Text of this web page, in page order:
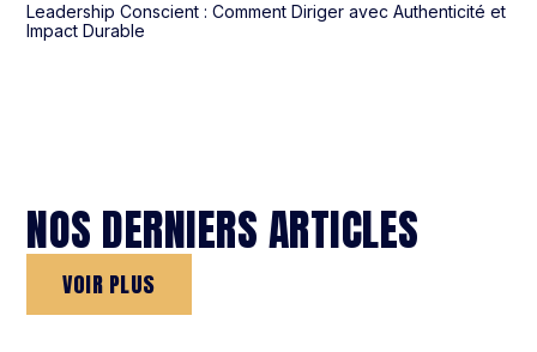
Leadership Conscient : Comment Diriger avec Authenticité et
Impact Durable
NOS DERNIERS ARTICLES
VOIR PLUS